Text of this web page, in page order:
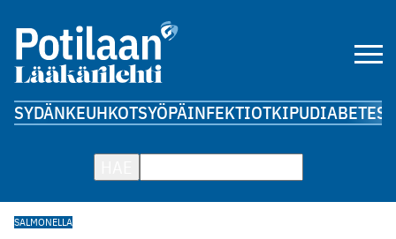
SYDÄNKEUHKOTSYÖPÄINFEKTIOTKIPUDIABETES
SALMONELLA